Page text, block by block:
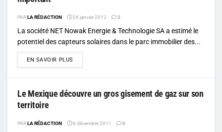
PARLA RÉDACTION 26 janvier 2012 2
La société NET Nowak Energie & Technologie SA a estimé le
potentiel des capteurs solaires dans le parc immobilier des...
EN SAVOIR PLUS
Le Mexique découvre un gros gisement de gaz sur son
territoire
PARLA RÉDACTION 6 décembre 2011 0